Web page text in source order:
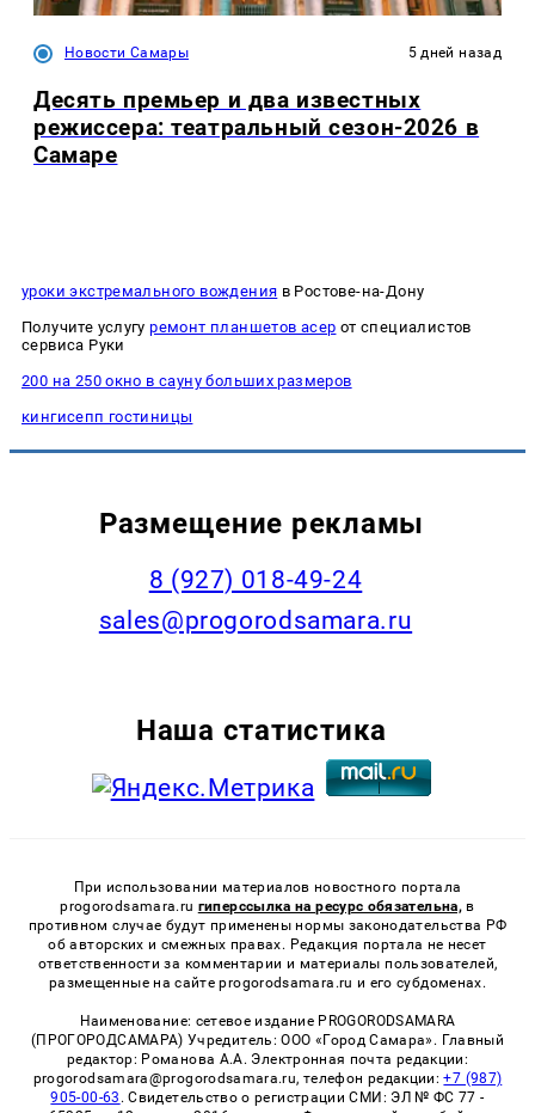
Новости Самары 5 дней назад
Десять премьер и два известных
режиссера: театральный сезон-2026 в
Самаре
уроки экстремального вождения в Ростове-на-Дону
Получите услугуремонт планшетов асер от специалистов
сервиса Руки
200 на 250 окно в сауну больших размеров
кингисепп гостиницы
Размещение рекламы
8 (927) 018-49-24
sales@progorodsamara.ru
Наша статистика
При использовании материалов новостного портала
progorodsamara.ru гиперссылка на ресурс обязательна, в
противном случае будут применены нормы законодательства РФ
об авторских и смежных правах. Редакция портала не несет
ответственности за комментарии и материалы пользователей,
размещенные на сайте progorodsamara.ru и его субдоменах.
Наименование: сетевое издание PROGORODSAMARA
(ПРОГОРОДСАМАРА) Учредитель: ООО «Город Самара». Главный
редактор: Романова А.А. Электронная почта редакции:
progorodsamara@progorodsamara.ru, телефон редакции:+7 (987)
905-00-63 . Свидетельство о регистрации СМИ: ЭЛ № ФС 77 -